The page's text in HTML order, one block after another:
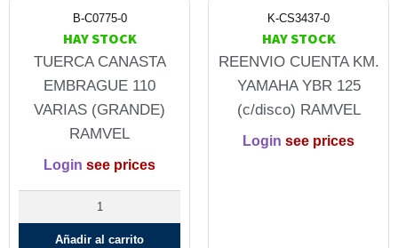
B-C0775-0
HAY STOCK
TUERCA CANASTA
EMBRAGUE 110
VARIAS (GRANDE)
RAMVEL
Login see prices
Añadir al carrito
K-CS3437-0
HAY STOCK
REENVIO CUENTA KM.
YAMAHA YBR 125
(c/disco) RAMVEL
Login see prices